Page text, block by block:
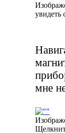
увидеть
мне